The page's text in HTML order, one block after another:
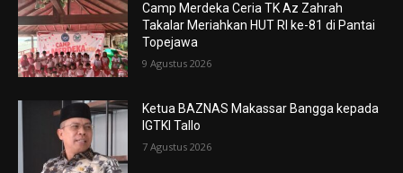
Camp Merdeka Ceria TK Az Zahrah
Takalar Meriahkan HUT RI ke-81 di Pantai
Topejawa
9 Agustus 2026
Ketua BAZNAS Makassar Bangga kepada
IGTKI Tallo
7 Agustus 2026